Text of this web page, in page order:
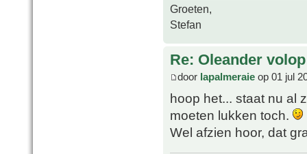
Groeten,
Stefan
Re: Oleander
door lapalmeraie op 01 jul
hoop het... staat nu al
moeten lukken toch.
Wel afzien hoor, dat